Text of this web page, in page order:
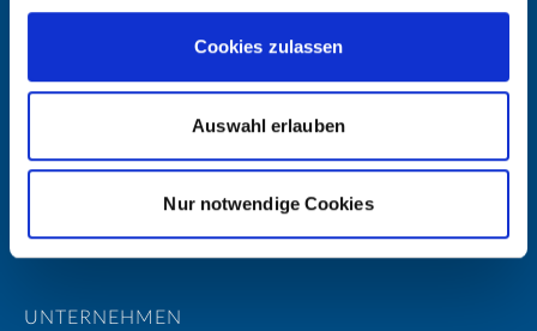
Cookies zulassen
Auswahl erlauben
Nur notwendige Cookies
UNTERNEHMEN